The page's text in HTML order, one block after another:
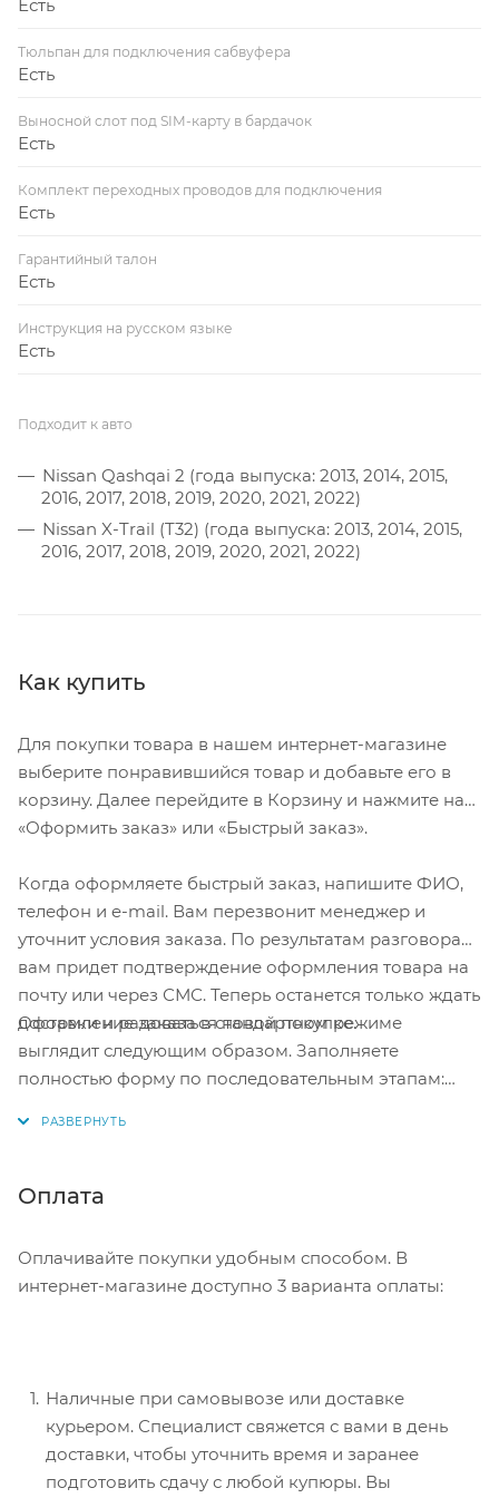
Есть
Тюльпан для подключения сабвуфера
Есть
Выносной слот под SIM-карту в бардачок
Есть
Комплект переходных проводов для подключения
Есть
Гарантийный талон
Есть
Инструкция на русском языке
Есть
Подходит к авто
Nissan Qashqai 2 (года выпуска: 2013, 2014, 2015,
2016, 2017, 2018, 2019, 2020, 2021, 2022)
Nissan X-Trail (T32) (года выпуска: 2013, 2014, 2015,
2016, 2017, 2018, 2019, 2020, 2021, 2022)
Как купить
Для покупки товара в нашем интернет-магазине
выберите понравившийся товар и добавьте его в
корзину. Далее перейдите в Корзину и нажмите на
«Оформить заказ» или «Быстрый заказ».
Когда оформляете быстрый заказ, напишите ФИО,
телефон и e-mail. Вам перезвонит менеджер и
уточнит условия заказа. По результатам разговора
вам придет подтверждение оформления товара на
почту или через СМС. Теперь останется только ждать
доставки и радоваться новой покупке.
Оформление заказа в стандартном режиме
выглядит следующим образом. Заполняете
полностью форму по последовательным этапам:
Нажмите кнопку «Оформить заказ».
Оплата
Оплачивайте покупки удобным способом. В
интернет-магазине доступно 3 варианта оплаты:
Наличные при самовывозе или доставке
курьером. Специалист свяжется с вами в день
доставки, чтобы уточнить время и заранее
подготовить сдачу с любой купюры. Вы